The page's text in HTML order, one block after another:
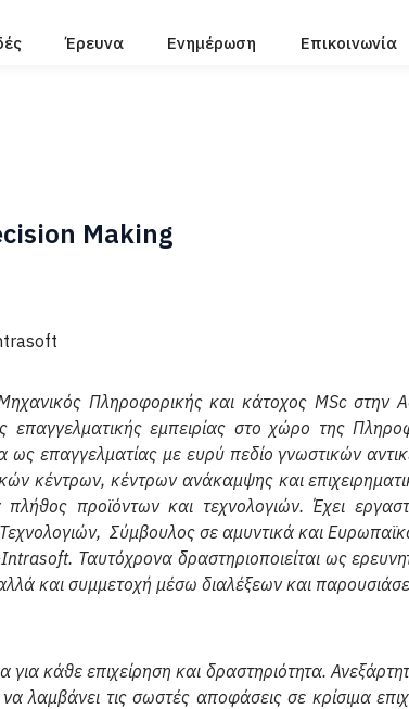
Έρευνα Ενημέρωση Επικοινωνία
Making
Μηχανικός Πληροφορικής και κάτοχος MSc
επαγγελματικής εμπειρίας στο χώρο της
ως επαγγελματίας με ευρύ πεδίο γνωστικών
κέντρων, κέντρων ανάκαμψης και
προϊόντων και τεχνολογιών. Έχει
Σύμβουλος σε αμυντικά και
Ταυτόχρονα δραστηριοποιείται ως
και συμμετοχή μέσω διαλέξεων και
κάθε επιχείρηση και δραστηριότητα.
λαμβάνει τις σωστές αποφάσεις σε κρίσιμα